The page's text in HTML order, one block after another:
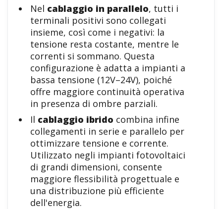
Nel cablaggio in parallelo, tutti i
terminali positivi sono collegati
insieme, così come i negativi: la
tensione resta costante, mentre le
correnti si sommano. Questa
configurazione è adatta a impianti a
bassa tensione (12V–24V), poiché
offre maggiore continuità operativa
in presenza di ombre parziali.
Il cablaggio ibrido combina infine
collegamenti in serie e parallelo per
ottimizzare tensione e corrente.
Utilizzato negli impianti fotovoltaici
di grandi dimensioni, consente
maggiore flessibilità progettuale e
una distribuzione più efficiente
dell'energia.